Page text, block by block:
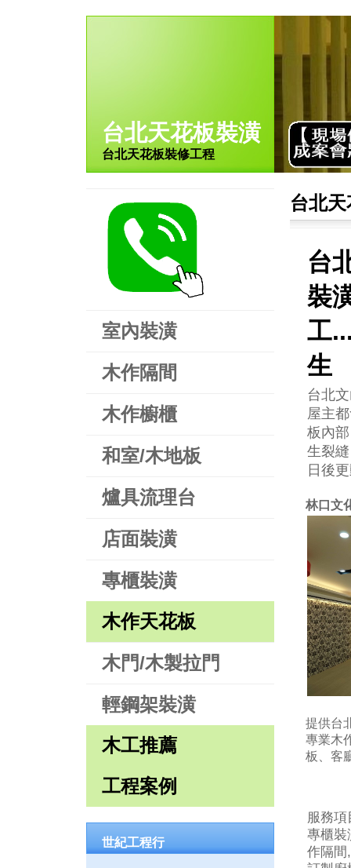
台北天花板裝潢
台北天花板裝修工程
室內裝潢
木作隔間
木作櫥櫃
和室/木地板
爐具流理台
店面裝潢
專櫃裝潢
木作天花板
木門/木製拉門
輕鋼架裝潢
木工推薦
工程案例
世紀工程行
台北
台
裝
工
生
台北
屋主
板內
生裂
日後
林口文
提供台
專業木
板、客
服務項
專櫃裝
作隔間